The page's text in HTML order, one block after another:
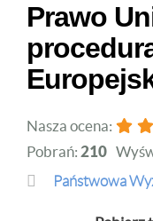
Prawo
Nasza ocena:
Pobrań: 210